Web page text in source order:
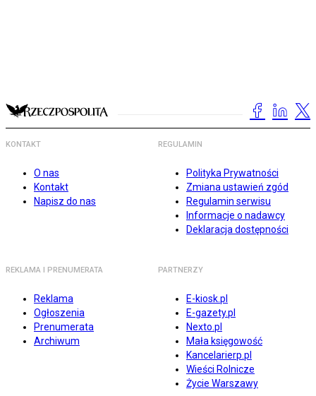
KONTAKT
O nas
Kontakt
Napisz do nas
REGULAMIN
Polityka Prywatności
Zmiana ustawień zgód
Regulamin serwisu
Informacje o nadawcy
Deklaracja dostępności
REKLAMA I PRENUMERATA
Reklama
Ogłoszenia
Prenumerata
Archiwum
PARTNERZY
E-kiosk.pl
E-gazety.pl
Nexto.pl
Mała księgowość
Kancelarierp.pl
Wieści Rolnicze
Życie Warszawy